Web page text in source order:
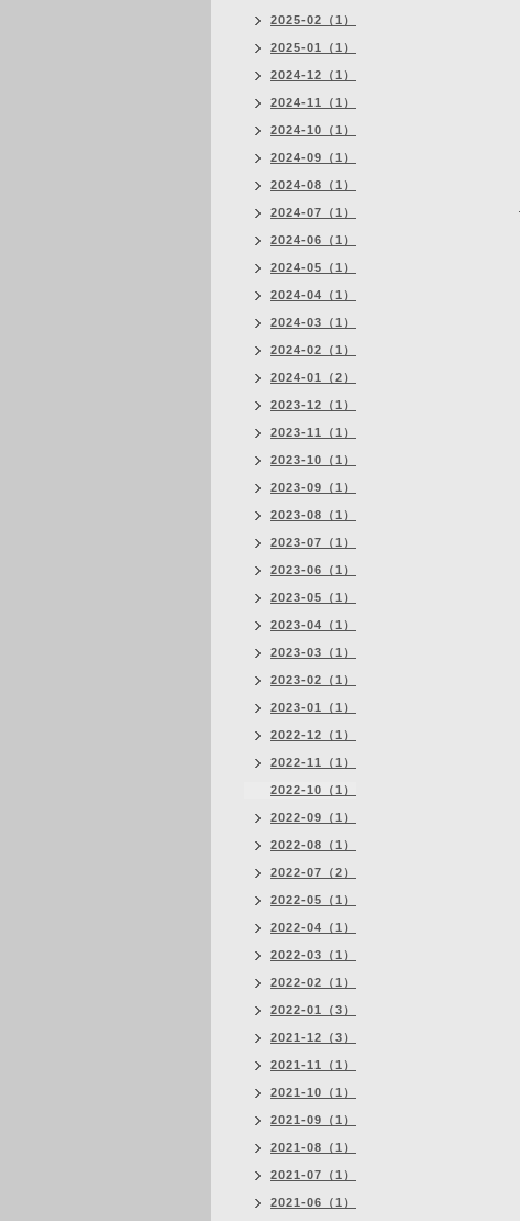
2025-02（1）
2025-01（1）
2024-12（1）
2024-11（1）
2024-10（1）
2024-09（1）
2024-08（1）
2024-07（1）
2024-06（1）
2024-05（1）
2024-04（1）
2024-03（1）
2024-02（1）
2024-01（2）
2023-12（1）
2023-11（1）
2023-10（1）
2023-09（1）
2023-08（1）
2023-07（1）
2023-06（1）
2023-05（1）
2023-04（1）
2023-03（1）
2023-02（1）
2023-01（1）
2022-12（1）
2022-11（1）
2022-10（1）
2022-09（1）
2022-08（1）
2022-07（2）
2022-05（1）
2022-04（1）
2022-03（1）
2022-02（1）
2022-01（3）
2021-12（3）
2021-11（1）
2021-10（1）
2021-09（1）
2021-08（1）
2021-07（1）
2021-06（1）